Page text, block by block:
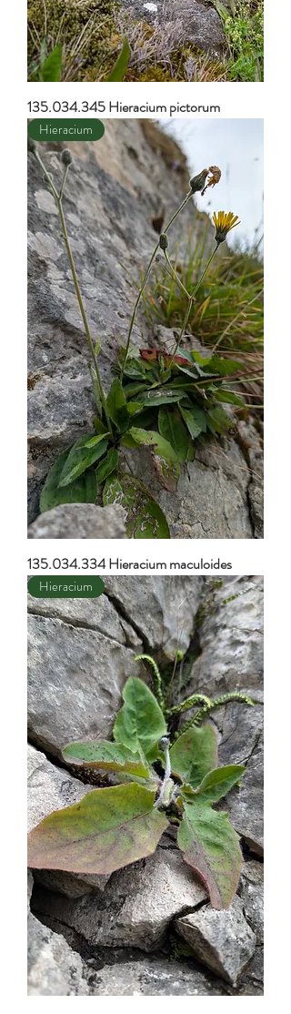
135.034.345 Hieracium pictorum
Hieracium
135.034.334 Hieracium maculoides
Hieracium